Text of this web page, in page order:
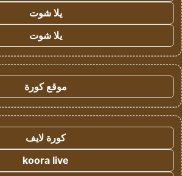
يلا شوت
يلا شوت
موقع كورة
كورة لايف
koora live